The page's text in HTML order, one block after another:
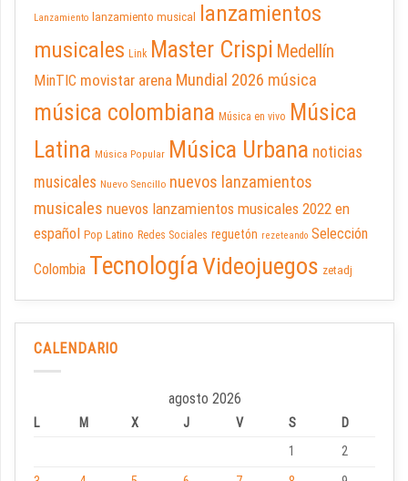
Lanzamiento lanzamiento musical
lanzamientos
musicales Link Master Crispi Medellín
MinTIC movistar arena Mundial 2026 música
música colombiana Música en vivo Música
Latina Música Popular Música Urbana noticias
musicales Nuevo Sencillo nuevos lanzamientos
musicales nuevos lanzamientos musicales 2022 en
español Pop Latino Redes Sociales reguetón rezeteando Selección
Colombia TecnologíaVideojuegos zetadj
CALENDARIO
agosto 2026
L M X J V S
D
1
2